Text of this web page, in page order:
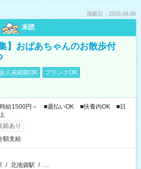
掲載日：2026.08.06
未読
】おばあちゃんのお散歩付
人未経験OK
ブランクOK
時給1500円～ ■週払いOK ■扶養内OK ■日
給あり
額支給
/ 北池袋駅 / …